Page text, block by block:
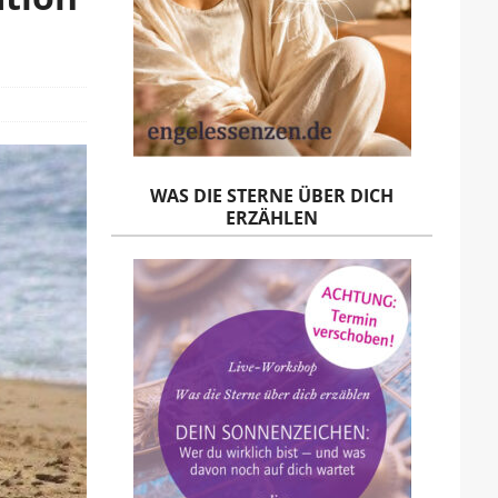
WAS DIE STERNE ÜBER DICH
ERZÄHLEN